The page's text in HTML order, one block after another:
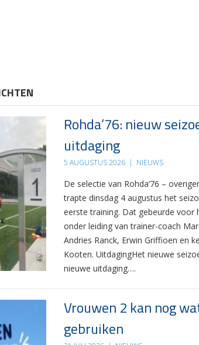
Rohda’76: nieuw
uitdaging
5 AUGUSTUS 2026 | NIEUWS
De selectie van Rohda’76 –
trapte dinsdag 4 augustus het
eerste training. Dat gebeurde voor
onder leiding van trainer-coach
Andries Ranck, Erwin Griffioen en
Kooten. UitdagingHet nieuwe
nieuwe uitdaging….
Vrouwen 2 kan nog
gebruiken